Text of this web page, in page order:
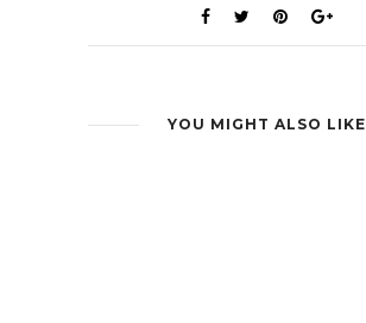
YOU MIGHT ALSO LIKE